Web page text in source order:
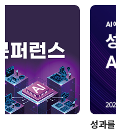
성과를 만드는 AI 에이전트